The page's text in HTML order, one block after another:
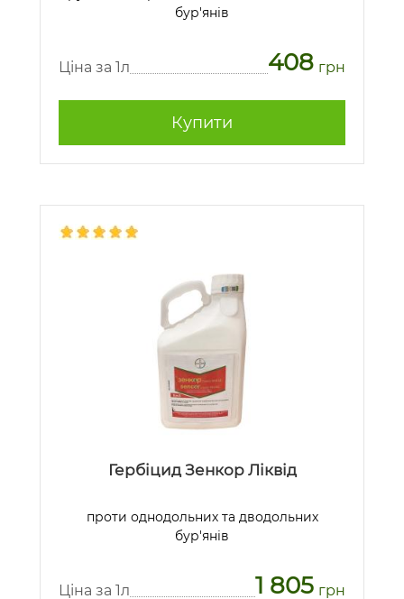
бур'янів
Ціна за 1л 408 грн
Купити
Гербіцид Зенкор Ліквід
проти однодольних та дводольних
бур'янів
Ціна за 1л 1 805 грн